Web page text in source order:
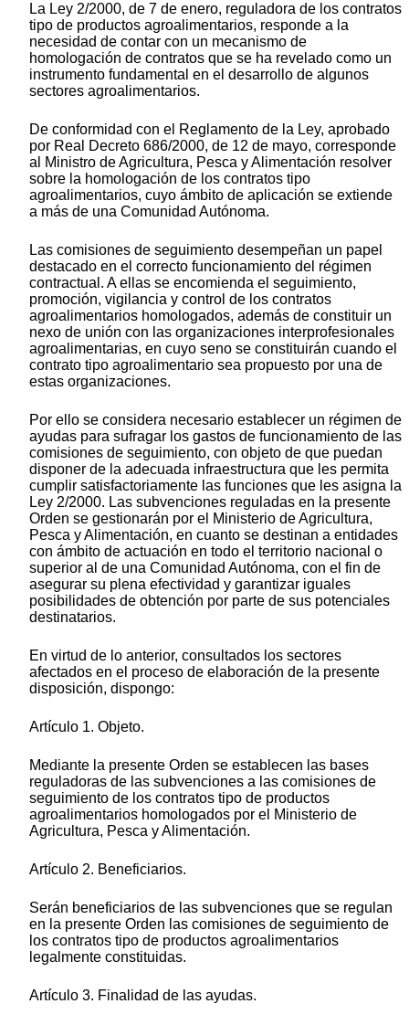
La Ley 2/2000, de 7 de enero, reguladora de los contratos
tipo de productos agroalimentarios, responde a la
necesidad de contar con un mecanismo de
homologación de contratos que se ha revelado como un
instrumento fundamental en el desarrollo de algunos
sectores agroalimentarios.
De conformidad con el Reglamento de la Ley, aprobado
por Real Decreto 686/2000, de 12 de mayo, corresponde
al Ministro de Agricultura, Pesca y Alimentación resolver
sobre la homologación de los contratos tipo
agroalimentarios, cuyo ámbito de aplicación se extiende
a más de una Comunidad Autónoma.
Las comisiones de seguimiento desempeñan un papel
destacado en el correcto funcionamiento del régimen
contractual. A ellas se encomienda el seguimiento,
promoción, vigilancia y control de los contratos
agroalimentarios homologados, además de constituir un
nexo de unión con las organizaciones interprofesionales
agroalimentarias, en cuyo seno se constituirán cuando el
contrato tipo agroalimentario sea propuesto por una de
estas organizaciones.
Por ello se considera necesario establecer un régimen de
ayudas para sufragar los gastos de funcionamiento de las
comisiones de seguimiento, con objeto de que puedan
disponer de la adecuada infraestructura que les permita
cumplir satisfactoriamente las funciones que les asigna la
Ley 2/2000. Las subvenciones reguladas en la presente
Orden se gestionarán por el Ministerio de Agricultura,
Pesca y Alimentación, en cuanto se destinan a entidades
con ámbito de actuación en todo el territorio nacional o
superior al de una Comunidad Autónoma, con el fin de
asegurar su plena efectividad y garantizar iguales
posibilidades de obtención por parte de sus potenciales
destinatarios.
En virtud de lo anterior, consultados los sectores
afectados en el proceso de elaboración de la presente
disposición, dispongo:
Artículo 1. Objeto.
Mediante la presente Orden se establecen las bases
reguladoras de las subvenciones a las comisiones de
seguimiento de los contratos tipo de productos
agroalimentarios homologados por el Ministerio de
Agricultura, Pesca y Alimentación.
Artículo 2. Beneficiarios.
Serán beneficiarios de las subvenciones que se regulan
en la presente Orden las comisiones de seguimiento de
los contratos tipo de productos agroalimentarios
legalmente constituidas.
Artículo 3. Finalidad de las ayudas.